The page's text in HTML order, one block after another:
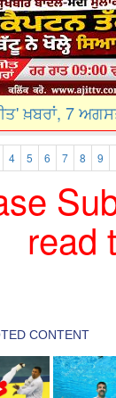
ਖ਼ਬਰਾਂ, 7
4 5 6 7 8 9
read